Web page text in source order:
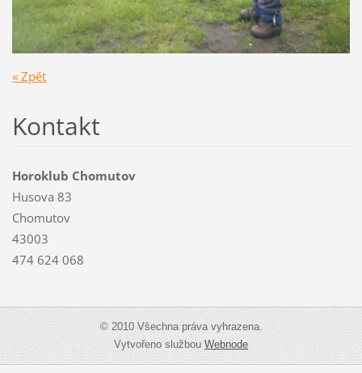
« Zpět
Kontakt
Horoklub Chomutov
Husova 83
Chomutov
43003
474 624 068
© 2010 Všechna práva vyhrazena.
Vytvořeno službouWebnode